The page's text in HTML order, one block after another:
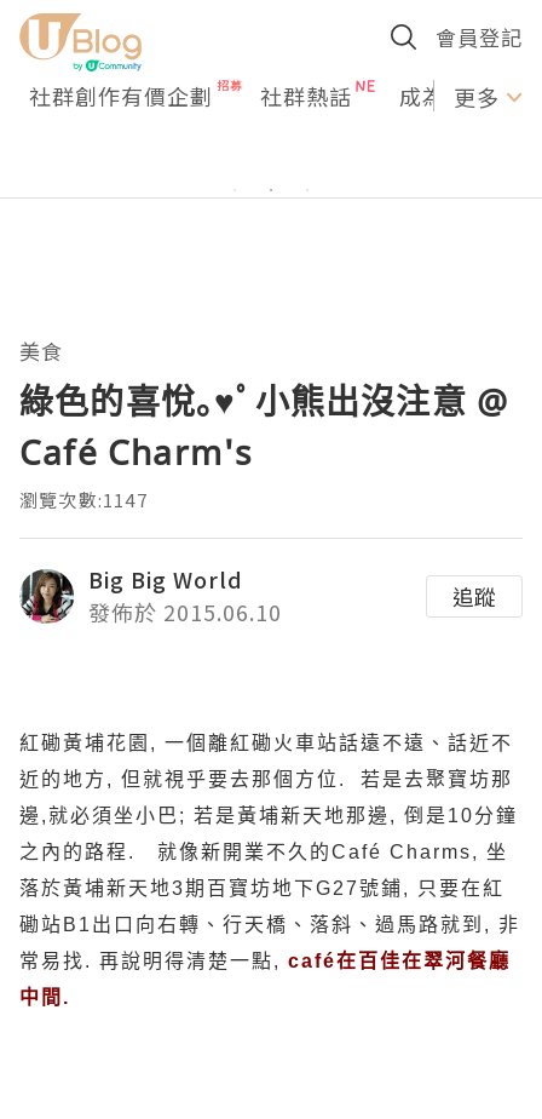
會員登記
社群創作有價企劃 社群熱話 成為U更多
美食
綠色的喜悅｡♥ﾟ小熊出沒注意 @
Café Charm's
瀏覽次數:1147
Big Big World
發佈於 2015.06.10
追蹤
紅磡黃埔花園, 一個離紅磡火車站話遠不遠、話近不
近的地方, 但就視乎要去那個方位. 若是去聚寶坊那
邊,就必須坐小巴; 若是黃埔新天地那邊, 倒是10分鐘
之內的路程. 就像新開業不久的Café Charms, 坐
落於黃埔新天地3期百寶坊地下G27號鋪, 只要在紅
磡站B1出口向右轉、行天橋、落斜、過馬路就到, 非
常易找. 再說明得清楚一點, café在百佳在翠河餐廳
中間.